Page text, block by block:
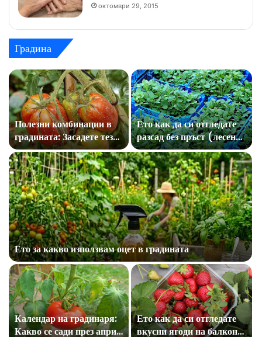
октомври 29, 2015
Градина
Ето за какво използвам оцет в градината
Полезни комбинации в
градината: Засадете тези
зеленчуци един до друг!
Ето как да си отгледате
разсад без пръст (лесен
трик)
Календар на градинаря:
Какво се сади през април
Ето как да си отгледате
вкусни ягоди на балкона